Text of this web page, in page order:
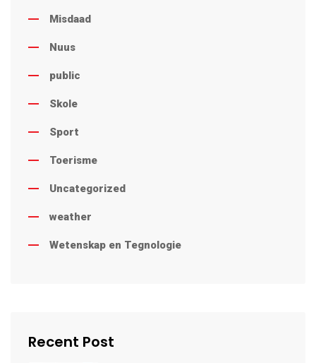
Misdaad
Nuus
public
Skole
Sport
Toerisme
Uncategorized
weather
Wetenskap en Tegnologie
Recent Post